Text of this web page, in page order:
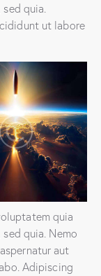
quia.
ut labore
quia
quia. Nemo
aut
Adipiscing